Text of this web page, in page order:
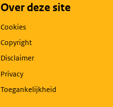
Over deze site
Cookies
Copyright
Disclaimer
Privacy
Toegankelijkheid